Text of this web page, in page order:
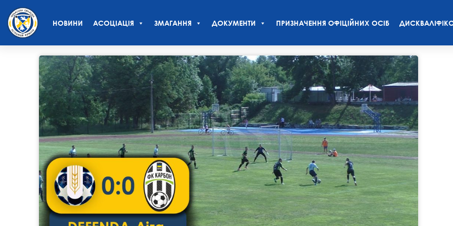
НОВИНИ АСОЦІАЦІЯ ЗМАГАННЯ ДОКУМЕНТИ ПРИЗНАЧЕННЯ ОФІЦІЙНИХ ОСІБ